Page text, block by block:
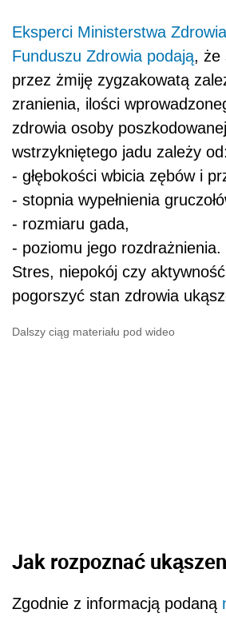
Eksperci Ministerstwa
Funduszu Zdrowia podają, że
przez żmiję zygzakowatą
zranienia, ilości
zdrowia osoby
wstrzykniętego jadu zależy od:
- głębokości wbicia zębów i
- stopnia wypełnienia
- rozmiaru gada,
- poziomu jego rozdrażnienia.
Stres, niepokój czy
pogorszyć stan zdrowia
Dalszy ciąg materiału pod wideo
Jak rozpoznać
Zgodnie z informacją podaną